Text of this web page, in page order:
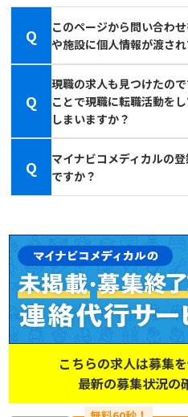
Q
このページから問い合わ
や施設に個人情報が渡さ
Q
現職の求人も見つけたの
ことで現職に転職活動を
しまいますか？
Q
マイナビコメディカルの
ですか？
こちらの求人は募集
最新の募集状況の